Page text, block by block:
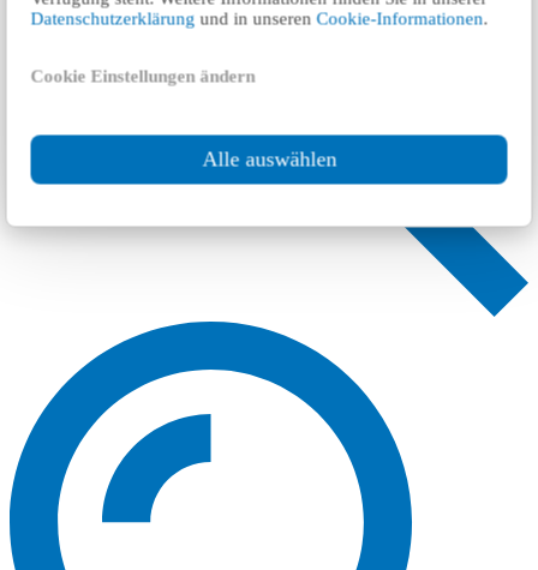
Datenschutzerklärung und in unserenCookie-Informationen.
Cookie Einstellungen ändern
Alle auswählen